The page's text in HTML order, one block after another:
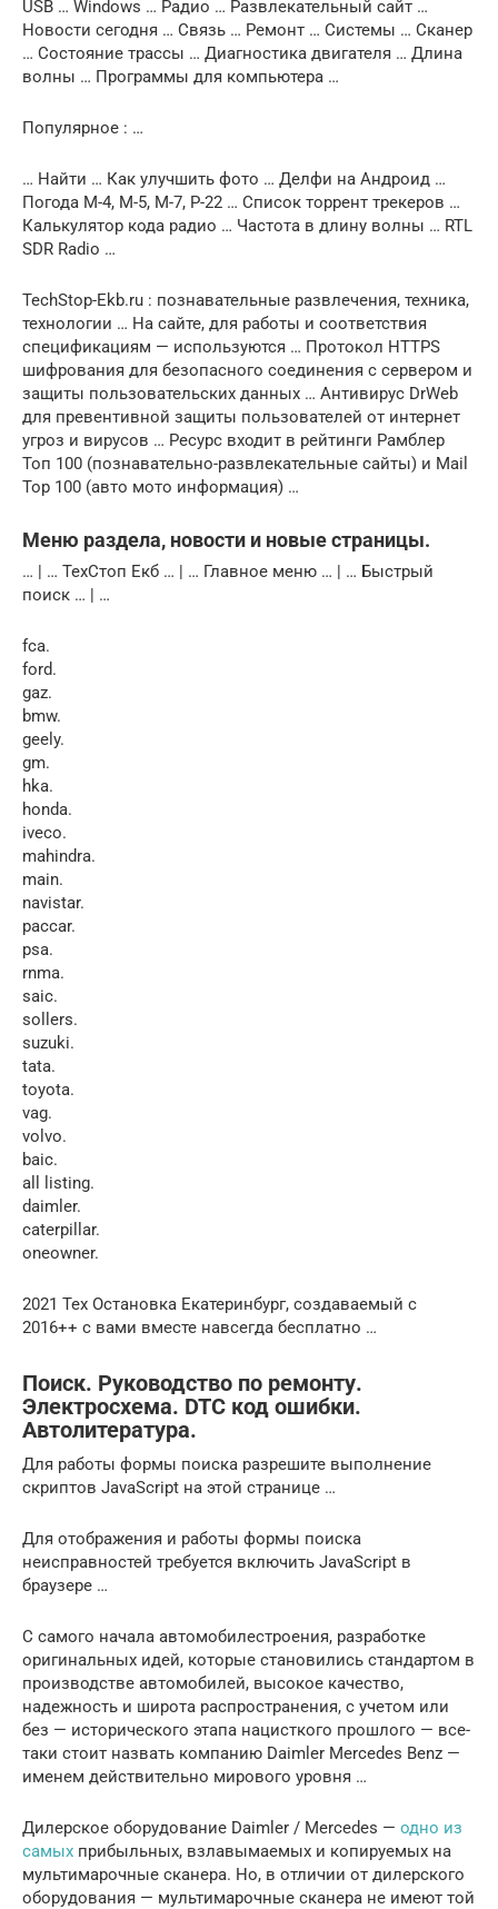
USB … Windows … Радио … Развлекательный сайт …
Новости сегодня … Связь … Ремонт … Системы … Сканер
… Состояние трассы … Диагностика двигателя … Длина
волны … Программы для компьютера …
Популярное : …
… Найти … Как улучшить фото … Делфи на Андроид …
Погода М-4, М-5, М-7, Р-22 … Список торрент трекеров …
Калькулятор кода радио … Частота в длину волны … RTL
SDR Radio …
TechStop-Ekb.ru : познавательные развлечения, техника,
технологии … На сайте, для работы и соответствия
спецификациям — используются … Протокол HTTPS
шифрования для безопасного соединения с сервером и
защиты пользовательских данных … Антивирус DrWeb
для превентивной защиты пользователей от интернет
угроз и вирусов … Ресурс входит в рейтинги Рамблер
Топ 100 (познавательно-развлекательные сайты) и Mail
Top 100 (авто мото информация) …
Меню раздела, новости и новые страницы.
… | … ТехСтоп Екб … | … Главное меню … | … Быстрый
поиск … | …
fca.
ford.
gaz.
bmw.
geely.
gm.
hka.
honda.
iveco.
mahindra.
main.
navistar.
paccar.
psa.
rnma.
saic.
sollers.
suzuki.
tata.
toyota.
vag.
volvo.
baic.
all listing.
daimler.
caterpillar.
oneowner.
2021 Тех Остановка Екатеринбург, создаваемый с
2016++ с вами вместе навсегда бесплатно …
Поиск. Руководство по ремонту.
Электросхема. DTC код ошибки.
Автолитература.
Для работы формы поиска разрешите выполнение
скриптов JavaScript на этой странице …
Для отображения и работы формы поиска
неисправностей требуется включить JavaScript в
браузере …
С самого начала автомобилестроения, разработке
оригинальных идей, которые становились стандартом в
производстве автомобилей, высокое качество,
надежность и широта распространения, с учетом или
без — исторического этапа нацисткого прошлого — все-
таки стоит назвать компанию Daimler Mercedes Benz —
именем действительно мирового уровня …
Дилерское оборудование Daimler / Mercedes — одно из
самых прибыльных, взлавымаемых и копируемых на
мультимарочные сканера. Но, в отличии от дилерского
оборудования — мультимарочные сканера не имеют той